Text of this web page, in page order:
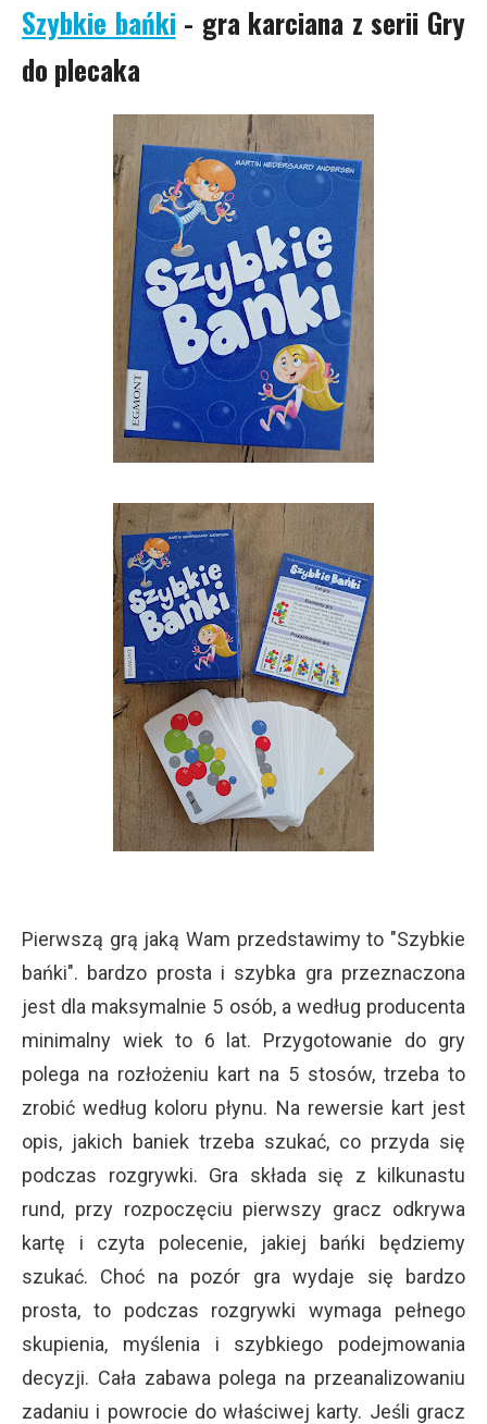
Szybkie bańki - gra karciana z serii Gry
do plecaka
Pierwszą grą jaką Wam przedstawimy to "Szybkie
bańki". bardzo prosta i szybka gra przeznaczona
jest dla maksymalnie 5 osób, a według producenta
minimalny wiek to 6 lat. Przygotowanie do gry
polega na rozłożeniu kart na 5 stosów, trzeba to
zrobić według koloru płynu. Na rewersie kart jest
opis, jakich baniek trzeba szukać, co przyda się
podczas rozgrywki. Gra składa się z kilkunastu
rund, przy rozpoczęciu pierwszy gracz odkrywa
kartę i czyta polecenie, jakiej bańki będziemy
szukać. Choć na pozór gra wydaje się bardzo
prosta, to podczas rozgrywki wymaga pełnego
skupienia, myślenia i szybkiego podejmowania
decyzji. Cała zabawa polega na przeanalizowaniu
zadaniu i powrocie do właściwej karty. Jeśli gracz